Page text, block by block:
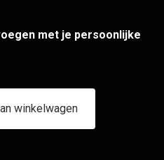
met je persoonlijke
winkelwagen